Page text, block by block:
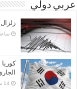
عربي دولي
زلزال بقوة 5.8 ريختر